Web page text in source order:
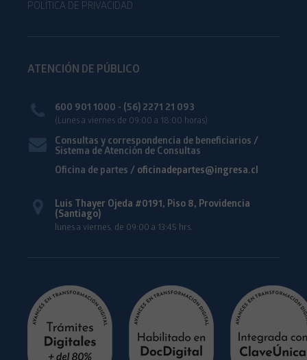
POLÍTICA DE PRIVACIDAD
ATENCIÓN DE PÚBLICO
600 901 1000 - (56) 2271 21 093
(Lunes a viernes de 09:00 a 18:00 horas)
Consultas y correspondencia de beneficiarios /
Sistema de Atención de Consultas
Oficina de partes / oficinadepartes@ingresa.cl
Luis Thayer Ojeda #0191, Piso 8, Providencia
(Santiago)
lunes a viernes, de 09:00 a 13:45 hrs.